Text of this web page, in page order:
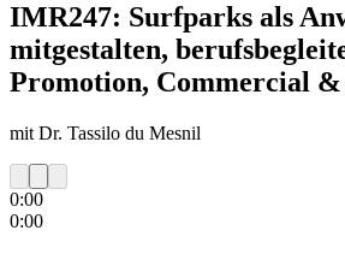
IMR247: Surfparks als
mitgestalten,
Promotion, Commercial
mit Dr. Tassilo du Mesnil
0:00
0:00